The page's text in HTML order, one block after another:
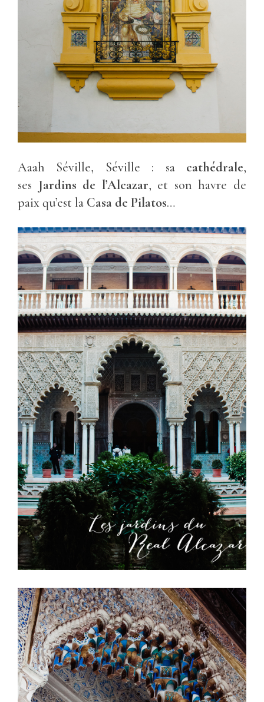
Aaah Séville, Séville : sa cathédrale,
ses Jardins de l’Alcazar, et son havre de
paix qu’est la Casa de Pilatos…